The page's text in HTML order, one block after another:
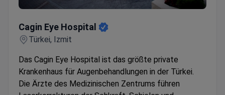
Cagin Eye Hospital
Türkei, Izmit
Das Cagin Eye Hospital ist das größte private
Krankenhaus für Augenbehandlungen in der Türkei.
Die Ärzte des Medizinischen Zentrums führen